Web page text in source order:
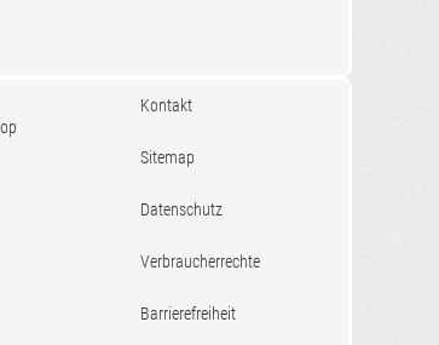
Kontakt
Sitemap
Datenschutz
Verbraucherrechte
Barrierefreiheit